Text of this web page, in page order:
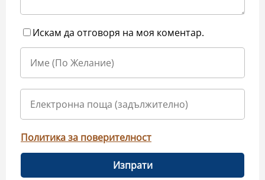
Искам да отговоря на моя коментар.
Политика за поверителност
Изпрати